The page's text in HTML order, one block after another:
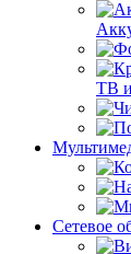
ТВ
Сетевое